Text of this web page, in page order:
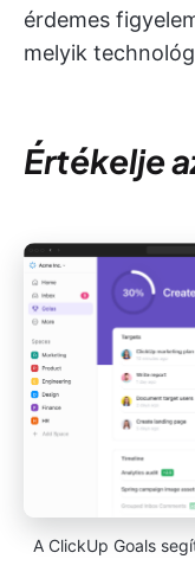
érdemes
melyik
Értékelje
A ClickUp Goals